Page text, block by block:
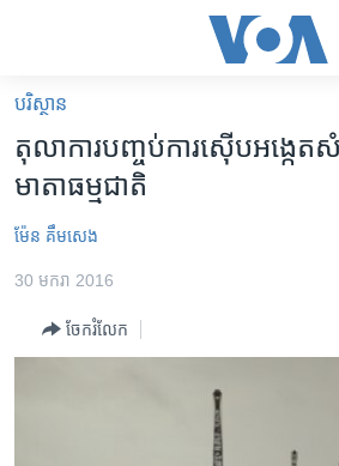
គេហទំព័រ​
ទាក់ទង
រំលង​
និង​
ចូល​
ទំព័រ​
អន្តរជាតិ
កម្ពុជាច្នៃប្រតិដ្ឋ
បរិស្ថាន
តុលាការ​បញ្ចប់​ការ​ស៊ើប​អង្កេ
មាតា​ធម្មជាតិ
ម៉ែន គឹមសេង
30 មករា 2016
ចែករំលែក